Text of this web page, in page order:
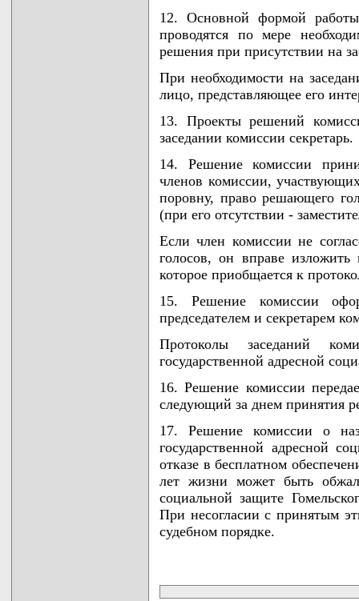
12. Основной формой работы
проводятся по мере
решения при присутствии на
При необходимости на
лицо, представляющее его
13. Проекты решений
заседании комиссии секретарь.
14. Решение комиссии
членов комиссии,
поровну, право решающего
(при его отсутствии -
Если член комиссии не
голосов, он вправе
которое приобщается к
15. Решение комиссии
председателем и секретарем
Протоколы заседаний
государственной адресной
16. Решение комиссии
следующий за днем принятия
17. Решение комиссии о
государственной адресной
отказе в бесплатном
лет жизни может быть
социальной защите
При несогласии с принятым
судебном порядке.